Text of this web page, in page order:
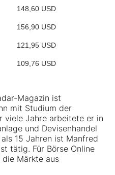
148,60 USD
156,90 USD
121,95 USD
109,76 USD
Magazin ist
mit Studium der
viele Jahre arbeitete er in
und Devisenhandel
15 Jahren ist Manfred
tätig. Für Börse Online
Märkte aus